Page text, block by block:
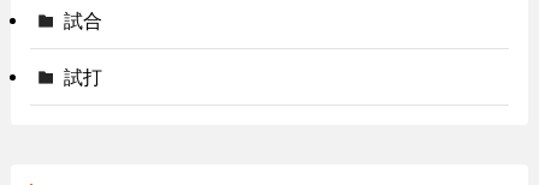
試合
試打